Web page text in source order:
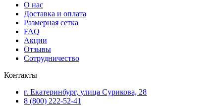
О нас
Доставка и оплата
Размерная сетка
FAQ
Акции
Отзывы
Сотрудничество
Контакты
г. Екатеринбург, улица Сурикова, 28
8 (800) 222-52-41